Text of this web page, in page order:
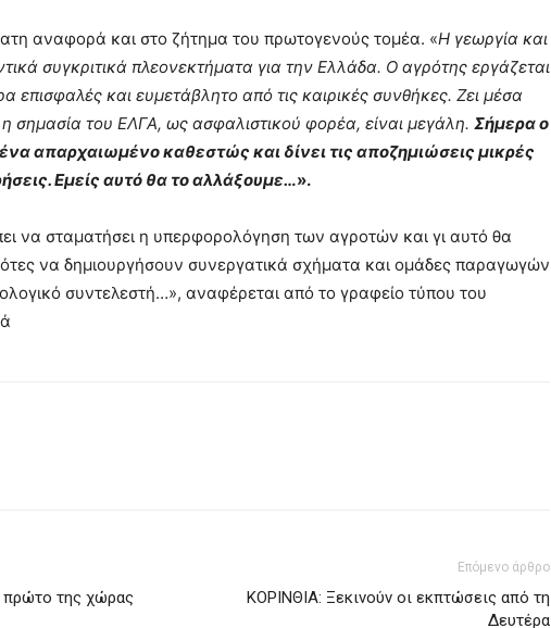
αναφορά και στο ζήτημα του πρωτογενούς τομέα. «Η γεωργία και
συγκριτικά πλεονεκτήματα για την Ελλάδα. Ο αγρότης εργάζεται
επισφαλές και ευμετάβλητο από τις καιρικές συνθήκες. Ζει μέσα
σημασία του ΕΛΓΑ, ως ασφαλιστικού φορέα, είναι μεγάλη. Σήμερα ο
απαρχαιωμένο καθεστώς και δίνει τις αποζημιώσεις μικρές
Εμείς αυτό θα το αλλάξουμε…».
να σταματήσει η υπερφορολόγηση των αγροτών και γι αυτό θα
να δημιουργήσουν συνεργατικά σχήματα και ομάδες παραγωγών
συντελεστή…», αναφέρεται από το γραφείο τύπου του
πρώτο της χώρας
Επόμενο άρθρο
ΚΟΡΙΝΘΙΑ: Ξεκινούν οι εκπτώσεις από τη
Δευτέρα